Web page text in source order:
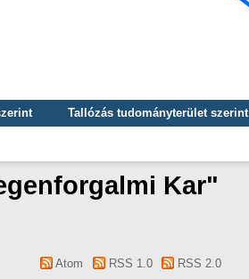
Tallózás tudományterület szerint
Kar"
Atom RSS 1.0 RSS 2.0